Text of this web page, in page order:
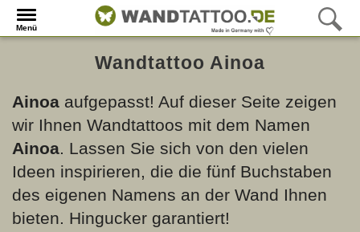
Menü
Wandtattoo Ainoa
Ainoa aufgepasst! Auf dieser Seite zeigen
wir Ihnen Wandtattoos mit dem Namen
Ainoa. Lassen Sie sich von den vielen
Ideen inspirieren, die die fünf Buchstaben
des eigenen Namens an der Wand Ihnen
bieten. Hingucker garantiert!